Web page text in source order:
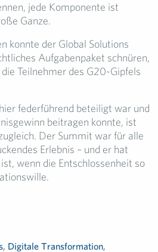
jede Komponente ist
Ganze.
konnte der Global Solutions
Aufgabenpaket schnüren,
Teilnehmer des G20-Gipfels
federführend beteiligt war und
beitragen konnte, ist
Der Summit war für alle
Erlebnis – und er hat
wenn die Entschlossenheit so
, Digitale Transformation,